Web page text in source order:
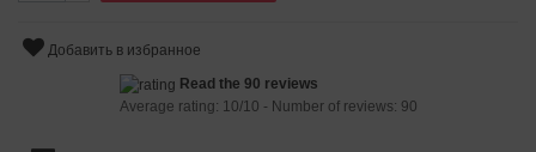
Добавить в избранное
Read the 90 reviews
Average rating: 10/10 - Number of reviews: 90